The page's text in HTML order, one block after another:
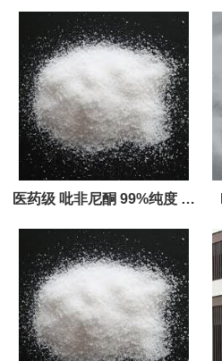
医药级 吡非尼酮 99%纯度 现
货